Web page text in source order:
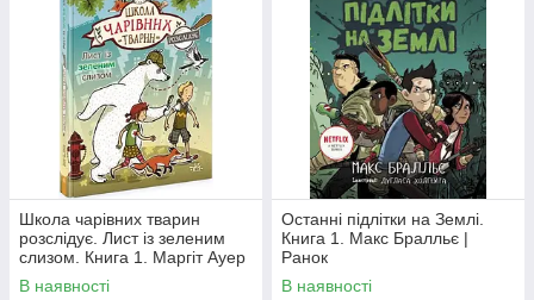
Школа чарівних тварин
розслідує. Лист із зеленим
слизом. Книга 1. Маргіт Ауер
Ранок
В наявності
Останні підлітки на Землі.
Книга 1. Макс Бралльє |
Ранок
В наявності